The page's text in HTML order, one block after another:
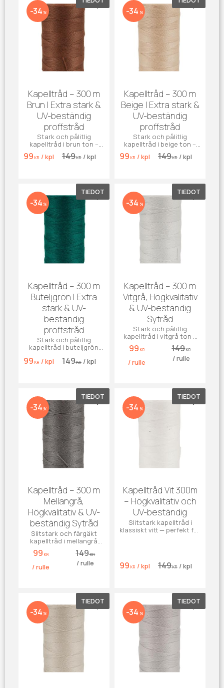
Kapelltråd – 300 m
Brun | Extra stark &
UV-beständig
proffstråd
Stark och pålitlig
kapelltråd i brun ton –
perfekt för markiser,
kapell, möbler och jeans.
99 KR /kpl 149KR /kpl
34 % Lisää suosikiksi
Kapelltråd – 300 m
Beige | Extra stark &
UV-beständig
proffstråd
Stark och pålitlig
kapelltråd i beige ton –
perfekt för markiser,
kapell, möbler och jeans.
99 KR /kpl 149KR /kpl
34 % Lisää
Kapelltråd – 300 m
Buteljgrön | Extra
stark & UV-
beständig
proffstråd
Stark och pålitlig
kapelltråd i buteljgrön
markiser, kapell, möbler
99 KR /kpl 149KR /kpl
34 % Lisää suosikiksi
TIEDOT
Kapelltråd – 300 m
Vitgrå, Högkvalitativ
& UV-beständig
Sytråd
Stark och pålitlig
kapelltråd i vitgrå ton –
perfekt för markiser,
kapell, möbler och jeans.
Tillverkad i slitstark, UV-
beständig polyester.
99 KR
/rulle
149KR
/rulle
34 % Lisää
TIEDOT
Kapelltråd – 300 m
Mellangrå,
Högkvalitativ & UV-
beständig Sytråd
Slitstark och färgäkt
kapelltråd i mellangrå
nyans – perfekt för
markiser, kapell, möbler,
båtdynor och jeans.
Tillverkad i tålig polyester
99 KR
/rulle
149KR
/rulle
34 % Lisää suosikiksi
TIEDOT
Kapelltråd Vit 300m
– Högkvalitativ och
UV-beständig
Slitstark kapelltråd i
klassiskt vitt — perfekt för
99 KR /kpl 149KR /kpl
34 % Lisää
TIEDOT
34 % Lisää suosikiksi
TIEDOT
34 % Lisää
TIEDOT